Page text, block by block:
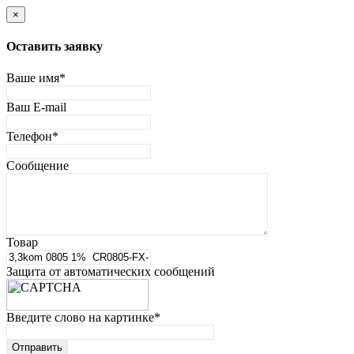
×
Оставить заявку
Ваше имя*
Ваш E-mail
Телефон*
Сообщение
Товар
Защита от автоматических сообщений
Введите слово на картинке*